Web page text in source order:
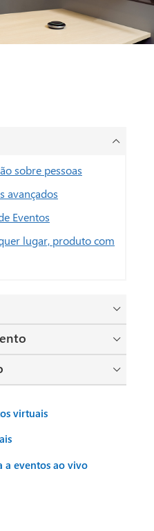
sobre pessoas
avançados
Eventos
lugar, produto com
virtuais
a eventos ao vivo